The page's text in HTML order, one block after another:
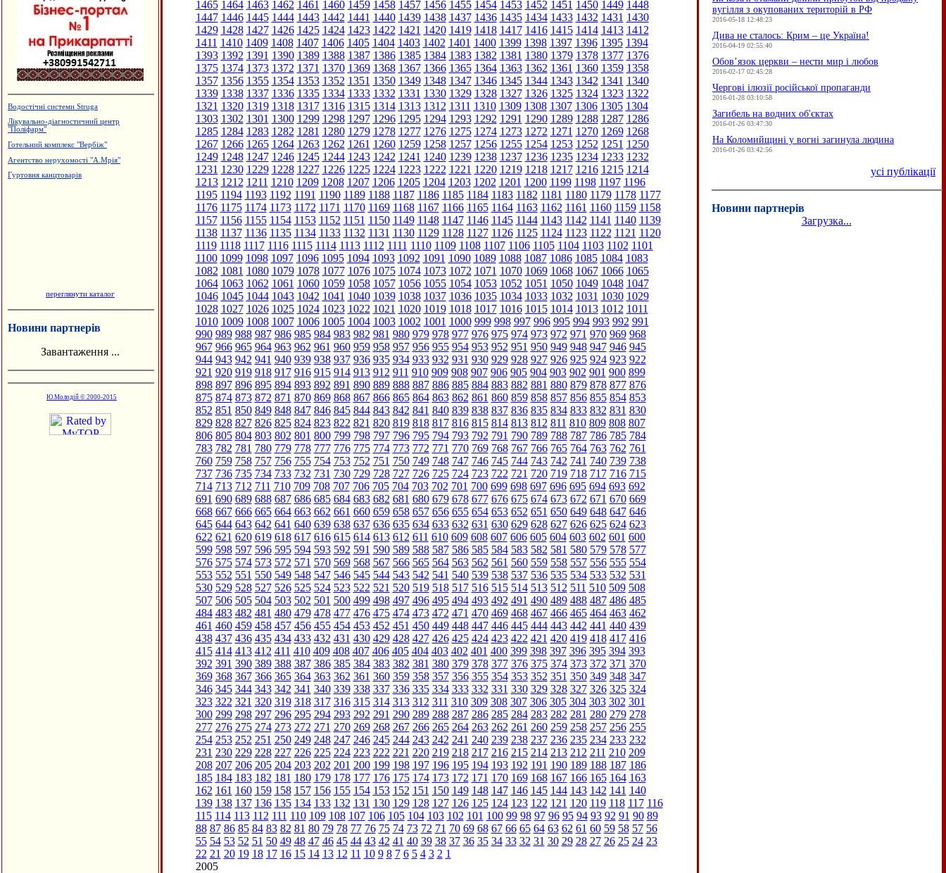
Водостічні системи Struga
Лікувально-діагностичний центр
"Поліфарм"
Готельний комплекс "Вербіж"
Агентство нерухомості "А.Мрія"
Гуртовня канцтоварів
переглянути каталог
Новини партнерів
Завантаження ...
Ю.Молодій © 2000-2015
1465 1464 1463 1462 1461 1460 1459 1458 1457 1456 1455 1454 1453 1452 1451 1450 1449 1448
1447 1446 1445 1444 1443 1442 1441 1440 1439 1438 1437 1436 1435 1434 1433 1432 1431 1430
1429 1428 1427 1426 1425 1424 1423 1422 1421 1420 1419 1418 1417 1416 1415 1414 1413 1412
1411 1410 1409 1408 1407 1406 1405 1404 1403 1402 1401 1400 1399 1398 1397 1396 1395 1394
1393 1392 1391 1390 1389 1388 1387 1386 1385 1384 1383 1382 1381 1380 1379 1378 1377 1376
1375 1374 1373 1372 1371 1370 1369 1368 1367 1366 1365 1364 1363 1362 1361 1360 1359 1358
1357 1356 1355 1354 1353 1352 1351 1350 1349 1348 1347 1346 1345 1344 1343 1342 1341 1340
1339 1338 1337 1336 1335 1334 1333 1332 1331 1330 1329 1328 1327 1326 1325 1324 1323 1322
1321 1320 1319 1318 1317 1316 1315 1314 1313 1312 1311 1310 1309 1308 1307 1306 1305 1304
1303 1302 1301 1300 1299 1298 1297 1296 1295 1294 1293 1292 1291 1290 1289 1288 1287 1286
1285 1284 1283 1282 1281 1280 1279 1278 1277 1276 1275 1274 1273 1272 1271 1270 1269 1268
1267 1266 1265 1264 1263 1262 1261 1260 1259 1258 1257 1256 1255 1254 1253 1252 1251 1250
1249 1248 1247 1246 1245 1244 1243 1242 1241 1240 1239 1238 1237 1236 1235 1234 1233 1232
1231 1230 1229 1228 1227 1226 1225 1224 1223 1222 1221 1220 1219 1218 1217 1216 1215 1214
1213 1212 1211 1210 1209 1208 1207 1206 1205 1204 1203 1202 1201 1200 1199 1198 1197 1196
1195 1194 1193 1192 1191 1190 1189 1188 1187 1186 1185 1184 1183 1182 1181 1180 1179 1178 1177
1176 1175 1174 1173 1172 1171 1170 1169 1168 1167 1166 1165 1164 1163 1162 1161 1160 1159 1158
1157 1156 1155 1154 1153 1152 1151 1150 1149 1148 1147 1146 1145 1144 1143 1142 1141 1140 1139
1138 1137 1136 1135 1134 1133 1132 1131 1130 1129 1128 1127 1126 1125 1124 1123 1122 1121 1120
1119 1118 1117 1116 1115 1114 1113 1112 1111 1110 1109 1108 1107 1106 1105 1104 1103 1102 1101
1100 1099 1098 1097 1096 1095 1094 1093 1092 1091 1090 1089 1088 1087 1086 1085 1084 1083
1082 1081 1080 1079 1078 1077 1076 1075 1074 1073 1072 1071 1070 1069 1068 1067 1066 1065
1064 1063 1062 1061 1060 1059 1058 1057 1056 1055 1054 1053 1052 1051 1050 1049 1048 1047
1046 1045 1044 1043 1042 1041 1040 1039 1038 1037 1036 1035 1034 1033 1032 1031 1030 1029
1028 1027 1026 1025 1024 1023 1022 1021 1020 1019 1018 1017 1016 1015 1014 1013 1012 1011
1010 1009 1008 1007 1006 1005 1004 1003 1002 1001 1000 999 998 997 996 995 994 993 992 991
990 989 988 987 986 985 984 983 982 981 980 979 978 977 976 975 974 973 972 971 970 969 968
967 966 965 964 963 962 961 960 959 958 957 956 955 954 953 952 951 950 949 948 947 946 945
944 943 942 941 940 939 938 937 936 935 934 933 932 931 930 929 928 927 926 925 924 923 922
921 920 919 918 917 916 915 914 913 912 911 910 909 908 907 906 905 904 903 902 901 900 899
898 897 896 895 894 893 892 891 890 889 888 887 886 885 884 883 882 881 880 879 878 877 876
875 874 873 872 871 870 869 868 867 866 865 864 863 862 861 860 859 858 857 856 855 854 853
852 851 850 849 848 847 846 845 844 843 842 841 840 839 838 837 836 835 834 833 832 831 830
829 828 827 826 825 824 823 822 821 820 819 818 817 816 815 814 813 812 811 810 809 808 807
806 805 804 803 802 801 800 799 798 797 796 795 794 793 792 791 790 789 788 787 786 785 784
783 782 781 780 779 778 777 776 775 774 773 772 771 770 769 768 767 766 765 764 763 762 761
760 759 758 757 756 755 754 753 752 751 750 749 748 747 746 745 744 743 742 741 740 739 738
737 736 735 734 733 732 731 730 729 728 727 726 725 724 723 722 721 720 719 718 717 716 715
714 713 712 711 710 709 708 707 706 705 704 703 702 701 700 699 698 697 696 695 694 693 692
691 690 689 688 687 686 685 684 683 682 681 680 679 678 677 676 675 674 673 672 671 670 669
668 667 666 665 664 663 662 661 660 659 658 657 656 655 654 653 652 651 650 649 648 647 646
645 644 643 642 641 640 639 638 637 636 635 634 633 632 631 630 629 628 627 626 625 624 623
622 621 620 619 618 617 616 615 614 613 612 611 610 609 608 607 606 605 604 603 602 601 600
599 598 597 596 595 594 593 592 591 590 589 588 587 586 585 584 583 582 581 580 579 578 577
576 575 574 573 572 571 570 569 568 567 566 565 564 563 562 561 560 559 558 557 556 555 554
553 552 551 550 549 548 547 546 545 544 543 542 541 540 539 538 537 536 535 534 533 532 531
530 529 528 527 526 525 524 523 522 521 520 519 518 517 516 515 514 513 512 511 510 509 508
507 506 505 504 503 502 501 500 499 498 497 496 495 494 493 492 491 490 489 488 487 486 485
484 483 482 481 480 479 478 477 476 475 474 473 472 471 470 469 468 467 466 465 464 463 462
461 460 459 458 457 456 455 454 453 452 451 450 449 448 447 446 445 444 443 442 441 440 439
438 437 436 435 434 433 432 431 430 429 428 427 426 425 424 423 422 421 420 419 418 417 416
415 414 413 412 411 410 409 408 407 406 405 404 403 402 401 400 399 398 397 396 395 394 393
392 391 390 389 388 387 386 385 384 383 382 381 380 379 378 377 376 375 374 373 372 371 370
369 368 367 366 365 364 363 362 361 360 359 358 357 356 355 354 353 352 351 350 349 348 347
346 345 344 343 342 341 340 339 338 337 336 335 334 333 332 331 330 329 328 327 326 325 324
323 322 321 320 319 318 317 316 315 314 313 312 311 310 309 308 307 306 305 304 303 302 301
300 299 298 297 296 295 294 293 292 291 290 289 288 287 286 285 284 283 282 281 280 279 278
277 276 275 274 273 272 271 270 269 268 267 266 265 264 263 262 261 260 259 258 257 256 255
254 253 252 251 250 249 248 247 246 245 244 243 242 241 240 239 238 237 236 235 234 233 232
231 230 229 228 227 226 225 224 223 222 221 220 219 218 217 216 215 214 213 212 211 210 209
208 207 206 205 204 203 202 201 200 199 198 197 196 195 194 193 192 191 190 189 188 187 186
185 184 183 182 181 180 179 178 177 176 175 174 173 172 171 170 169 168 167 166 165 164 163
162 161 160 159 158 157 156 155 154 153 152 151 150 149 148 147 146 145 144 143 142 141 140
139 138 137 136 135 134 133 132 131 130 129 128 127 126 125 124 123 122 121 120 119 118 117 116
115 114 113 112 111 110 109 108 107 106 105 104 103 102 101 100 99 98 97 96 95 94 93 92 91 90 89
88 87 86 85 84 83 82 81 80 79 78 77 76 75 74 73 72 71 70 69 68 67 66 65 64 63 62 61 60 59 58 57 56
55 54 53 52 51 50 49 48 47 46 45 44 43 42 41 40 39 38 37 36 35 34 33 32 31 30 29 28 27 26 25 24 23
22 21 20 19 18 17 16 15 14 13 12 11 10 9 8 7 6 5 4 3 2 1
2005
вугілля з окупованих територій в РФ
2016-05-18 12:48:23
Дива не сталось: Крим – це Україна!
2016-04-19 02:55:40
Обов’язок церкви – нести мир і любов
2016-02-17 02:45:28
Чергові ілюзії російської пропаганди
2016-01-28 03:10:58
Загибель на водних об'єктах
2016-01-26 03:47:30
На Коломийщині у вогні загинула людина
2016-01-26 03:42:56
усі публікації
Новини партнерів
Загрузка...